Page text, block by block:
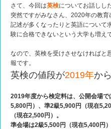
さて、今回は英検についてお話しし
突然ですがみなさん、2020年の教
記述が多くなったりと英語について
験に合格できないという大学も増え
なので、英検を受けさせなければと
報です。
英検の値段が2019年か
2019年度から検定料は、公開会場
5,800円）、準2級5,900円（現在
（現在2,500円）。
準会場は2級5,500円（現在5,400円